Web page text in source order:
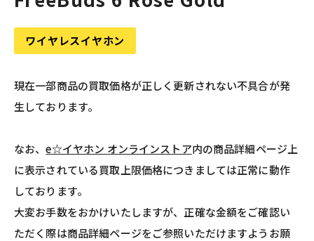
ワイヤレスイヤホン
現在一部商品の買取価格が正しく更新されない不具合が発
生しております。
なお、e☆イヤホン オンラインストア内の商品詳細ページ上
に表示されている買取上限価格につきましては正常に動作
しております。
大変お手数をおかけいたしますが、正確な金額をご確認い
ただく際は商品詳細ページをご参照いただけますようお願